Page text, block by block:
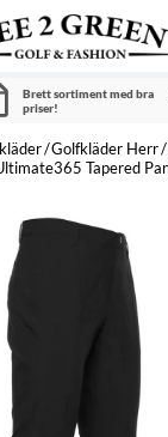
Brett sortiment med bra
priser!
Golfkläder Herr
Tapered